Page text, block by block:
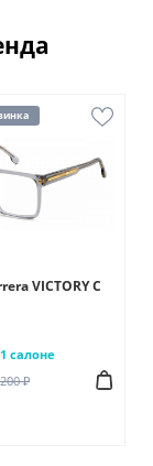
VICTORY C
1 салоне
₽